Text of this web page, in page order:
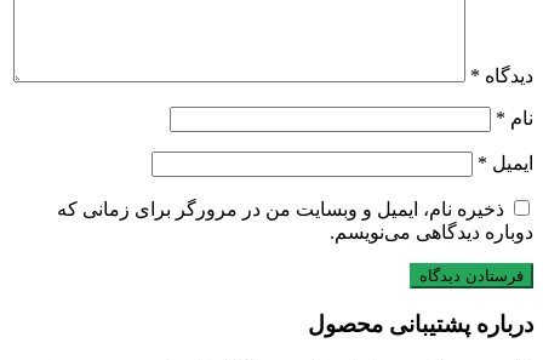
دیدگاه *
نام *
ایمیل *
ذخیره نام، ایمیل و وبسایت من در مرورگر برای زمانی که
دوباره دیدگاهی می‌نویسم.
درباره پشتیبانی محصول